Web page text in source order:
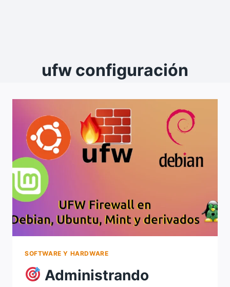
ufw configuración
SOFTWARE Y HARDWARE
Administrando